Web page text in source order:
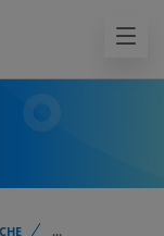
...